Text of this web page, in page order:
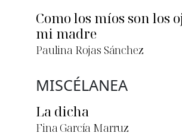
Como los míos son los
mi madre
Paulina Rojas Sánchez
MISCÉLANEA
La dicha
Fina García Marruz